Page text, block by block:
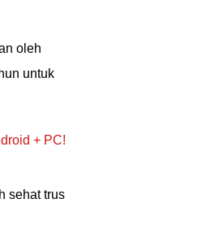
oleh
untuk
+ PC!
sehat trus